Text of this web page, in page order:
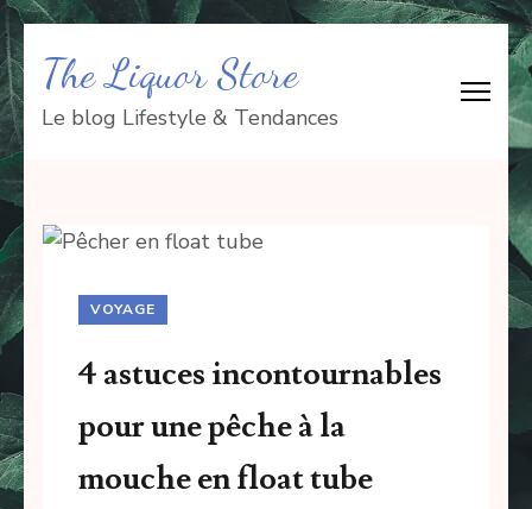
Aller
au
contenu
(Pressez
Entrée)
The Liquor Store
Le blog Lifestyle & Tendances
VOYAGE
4 astuces incontournables
pour une pêche à la
mouche en float tube